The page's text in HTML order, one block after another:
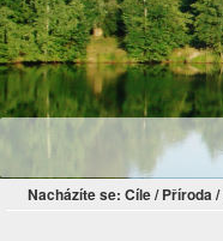
Nacházíte se: Cíle/ Příroda/